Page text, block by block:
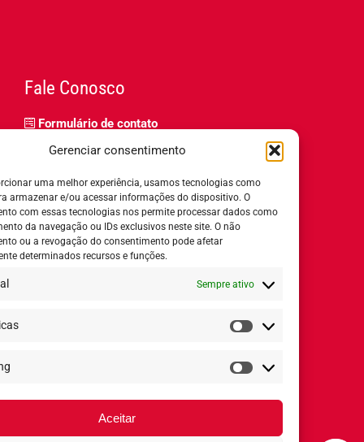
Gerenciar consentimento
uma melhor experiência, usamos tecnologias como
armazenar e/ou acessar informações do dispositivo. O
com essas tecnologias nos permite processar dados como
da navegação ou IDs exclusivos neste site. O não
ou a revogação do consentimento pode afetar
determinados recursos e funções.
Sempre ativo
Estatísticas
Marketing
Aceitar
Fale Conosco
Formulário de contato
Relatório de igualdade salarial
Horário de Atendimento:
8h ás 18h